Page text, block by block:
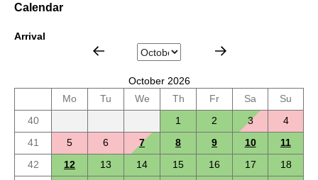
Calendar
Arrival
October 2026
Mo
Tu We Th Fr Sa
Su
40
1 2 3
4
41
5 6 7 8 9 10
11
42
12 13 14 15 16 17
18